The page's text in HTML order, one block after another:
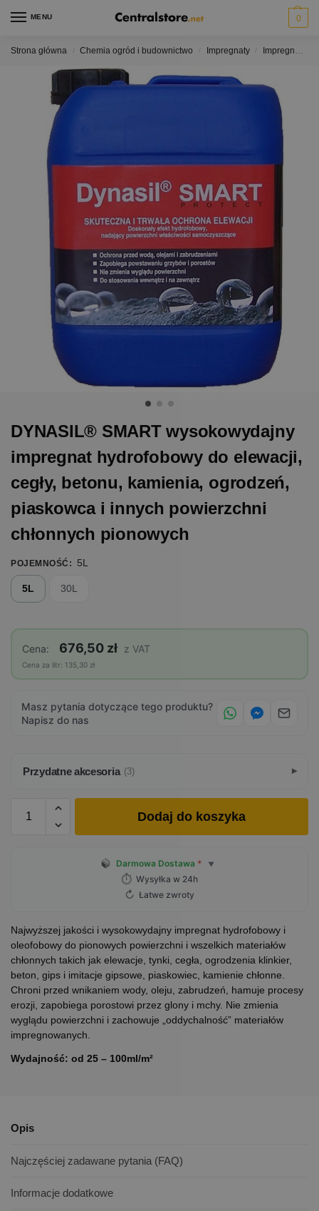
MENU 0
Strona główna Chemia ogród i budownictwo Impregnaty Impregnaty do dachówek ceramicznych
DYNASIL® SMART wysokowydajny
impregnat hydrofobowy do elewacji,
cegły, betonu, kamienia, ogrodzeń,
piaskowca i innych powierzchni
chłonnych pionowych
POJEMNOŚĆ : 5L
5L 30L
Cena: 676,50 zł z VAT
Cena za litr: 135,30 zł
Masz pytania dotyczące tego produktu?
Napisz do nas
Przydatne akcesoria (3)
Dodaj do koszyka
Darmowa Dostawa * ▼
⏱ Wysyłka w 24h
↻ Łatwe zwroty
Najwyższej jakości i wysokowydajny impregnat hydrofobowy i
oleofobowy do pionowych powierzchni i wszelkich materiałów
chłonnych takich jak elewacje, tynki, cegła, ogrodzenia klinkier,
beton, gips i imitacje gipsowe, piaskowiec, kamienie chłonne.
Chroni przed wnikaniem wody, oleju, zabrudzeń, hamuje procesy
erozji, zapobiega porostowi przez glony i mchy. Nie zmienia
wyglądu powierzchni i zachowuje „oddychalność” materiałów
impregnowanych.
Wydajność: od 25 – 100ml/m²
Opis
Najczęściej zadawane pytania (FAQ)
Informacje dodatkowe